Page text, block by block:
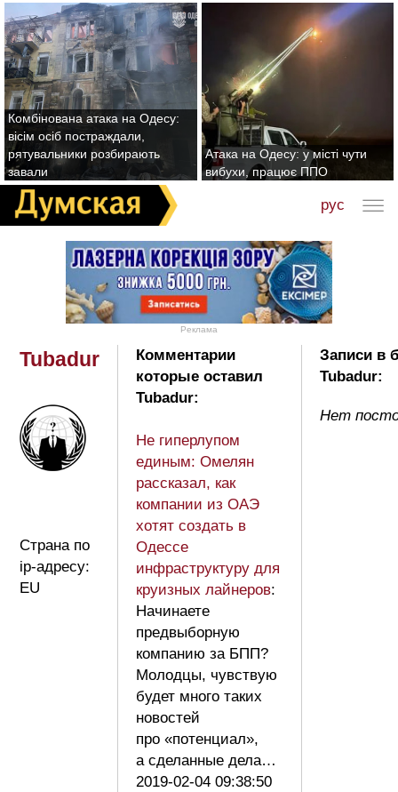
Комбінована атака на Одесу:
вісім осіб постраждали,
рятувальники розбирають
завали
Атака на Одесу: у місті чути
вибухи, працює ППО
рус
Реклама
Tubadur
Страна по
ip-адресу:
EU
Комментарии
которые оставил
Tubadur:
Не гиперлупом
единым: Омелян
рассказал, как
компании из ОАЭ
хотят создать в
Одессе
инфраструктуру для
круизных лайнеров:
Начинаете
предвыборную
компанию за БПП?
Молодцы, чувствую
будет много таких
новостей
про «потенциал»,
а сделанные дела…
2019-02-04 09:38:50
Записи в
Tubadur:
Нет